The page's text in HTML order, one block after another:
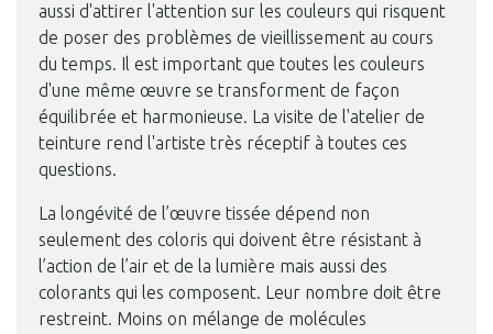
aussi d'attirer l'attention sur les couleurs qui risquent
de poser des problèmes de vieillissement au cours
du temps. Il est important que toutes les couleurs
d'une même œuvre se transforment de façon
équilibrée et harmonieuse. La visite de l'atelier de
teinture rend l'artiste très réceptif à toutes ces
questions.
La longévité de l’œuvre tissée dépend non
seulement des coloris qui doivent être résistant à
l’action de l’air et de la lumière mais aussi des
colorants qui les composent. Leur nombre doit être
restreint. Moins on mélange de molécules